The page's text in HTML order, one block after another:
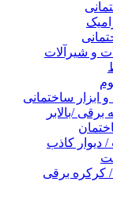
و شیرآلات
ابزار ساختمانی
برقی /بالابر
کاذب
/ کرکره برقی